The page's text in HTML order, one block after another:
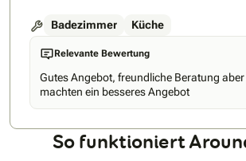
Badezimmer Küche
Relevante Bewertung
Gutes Angebot, freundliche Beratung
machten ein besseres Angebot
So funktioniert